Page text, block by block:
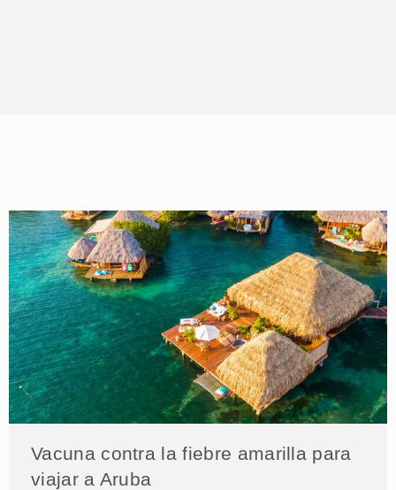
Vacuna contra la fiebre amarilla para
viajar a Aruba